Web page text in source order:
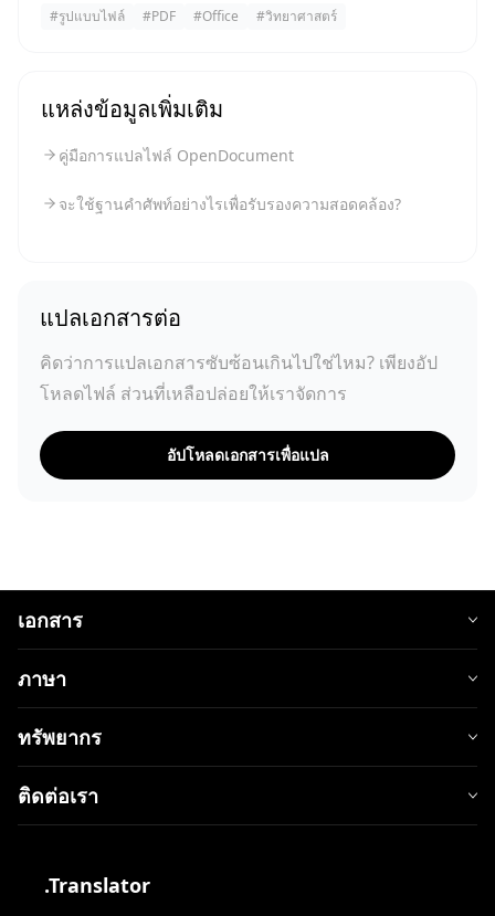
#รูปแบบไฟล์ #PDF #Office #วิทยาศาสตร์
แหล่งข้อมูลเพิ่มเติม
คู่มือการแปลไฟล์ OpenDocument
จะใช้ฐานคำศัพท์อย่างไรเพื่อรับรองความสอดคล้อง?
แปลเอกสารต่อ
คิดว่าการแปลเอกสารซับซ้อนเกินไปใช่ไหม? เพียงอัป
โหลดไฟล์ ส่วนที่เหลือปล่อยให้เราจัดการ
อัปโหลดเอกสารเพื่อแปล
เอกสาร
ภาษา
ทรัพยากร
ติดต่อเรา
.Translator